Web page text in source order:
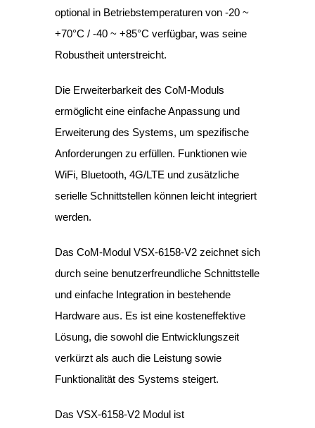
optional in Betriebstemperaturen von -20 ~
+70°C / -40 ~ +85°C verfügbar, was seine
Robustheit unterstreicht.
Die Erweiterbarkeit des CoM-Moduls
ermöglicht eine einfache Anpassung und
Erweiterung des Systems, um spezifische
Anforderungen zu erfüllen. Funktionen wie
WiFi, Bluetooth, 4G/LTE und zusätzliche
serielle Schnittstellen können leicht integriert
werden.
Das CoM-Modul VSX-6158-V2 zeichnet sich
durch seine benutzerfreundliche Schnittstelle
und einfache Integration in bestehende
Hardware aus. Es ist eine kosteneffektive
Lösung, die sowohl die Entwicklungszeit
verkürzt als auch die Leistung sowie
Funktionalität des Systems steigert.
Das VSX-6158-V2 Modul ist